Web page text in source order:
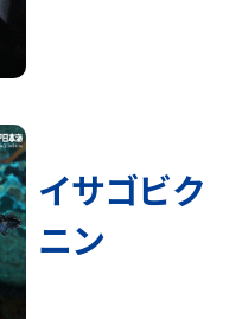
イサゴビク
ニン